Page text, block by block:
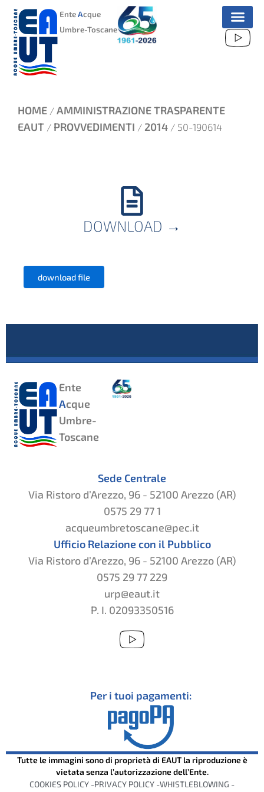
VAI
CONTENUTO
EnteAcque
Umbre-Toscane
HOME / AMMINISTRAZIONE TRASPARENTE
EAUT / PROVVEDIMENTI / 2014 / 50-190614
DOWNLOAD →
download file
Ente
Acque
Umbre-
Toscane
Sede Centrale
Via Ristoro d’Arezzo, 96 - 52100 Arezzo (AR)
0575 29 77 1
acqueumbretoscane@pec.it
Ufficio Relazione con il Pubblico
Via Ristoro d’Arezzo, 96 - 52100 Arezzo (AR)
0575 29 77 229
urp@eaut.it
P. I. 02093350516
Per i tuoi pagamenti:
Tutte le immagini sono di proprietà di EAUT la riproduzione è
vietata senza l’autorizzazione dell’Ente.
COOKIES POLICY -PRIVACY POLICY -WHISTLEBLOWING -